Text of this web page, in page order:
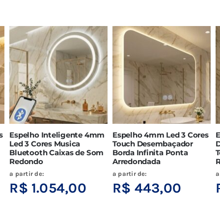
Espelho Inteligente 4mm
Led 3 Cores Musica
Bluetooth Caixas de Som
Redondo
a partir de:
R$ 1.054,00
Espelho 4mm Led 3 Cores
Touch Desembaçador
Borda Infinita Ponta
Arredondada
a partir de:
R$ 443,00